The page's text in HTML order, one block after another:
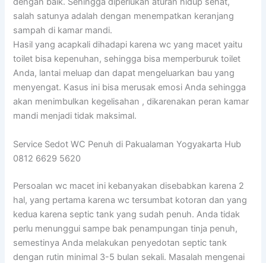
salah satunya adalah dengan menempatkan keranjang
sampah di kamar mandi.
Hasil yang acapkali dihadapi karena wc yang macet yaitu
toilet bisa kepenuhan, sehingga bisa memperburuk toilet
Anda, lantai meluap dan dapat mengeluarkan bau yang
menyengat. Kasus ini bisa merusak emosi Anda sehingga
akan menimbulkan kegelisahan , dikarenakan peran kamar
mandi menjadi tidak maksimal.
Service Sedot WC Penuh di Pakualaman Yogyakarta Hub
0812 6629 5620
Persoalan wc macet ini kebanyakan disebabkan karena 2
hal, yang pertama karena wc tersumbat kotoran dan yang
kedua karena septic tank yang sudah penuh. Anda tidak
perlu menunggui sampe bak penampungan tinja penuh,
semestinya Anda melakukan penyedotan septic tank
dengan rutin minimal 3-5 bulan sekali. Masalah mengenai